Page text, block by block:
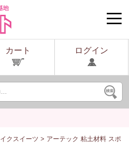
toggle
カート ログイン
クスイーツ > アーテック 粘土材料 スポ